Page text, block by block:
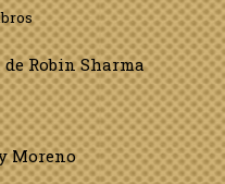
Robin Sharma